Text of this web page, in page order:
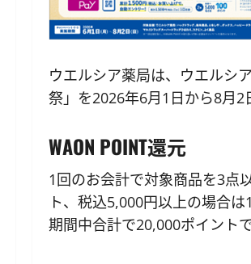
ウエルシア薬局は、ウエルシ
祭」を2026年6月1日から8月2
WAON POINT還元
1回のお会計で対象商品を3点
ト、税込5,000円以上の場合
期間中合計で20,000ポイントで